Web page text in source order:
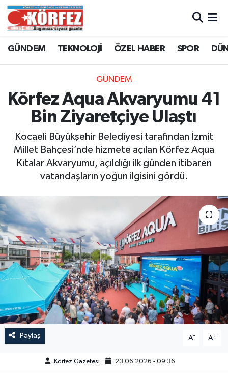
GÜNDEM TEKNOLOJİ ÖZEL HABER SPOR
GÜNDEM
Körfez Aqua Akvaryumu 41
Bin Ziyaretçiye Ulaştı
Kocaeli Büyükşehir Belediyesi tarafından İzmit
Millet Bahçesi’nde hizmete açılan Körfez Aqua
Kıtalar Akvaryumu, açıldığı ilk günden itibaren
vatandaşların yoğun ilgisini gördü.
Paylaş A- A+
Körfez Gazetesi 23.06.2026 - 09:36
Trafik Durumu
Süper Lig Puan Durumu ve Fikstür
Tüm Manşetler
Son Dakika Haberleri
Haber Arşivi